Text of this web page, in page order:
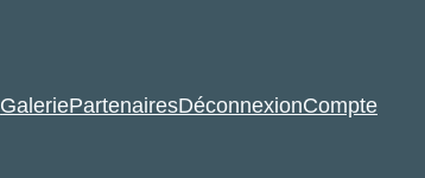
GaleriePartenairesDéconnexionCompte